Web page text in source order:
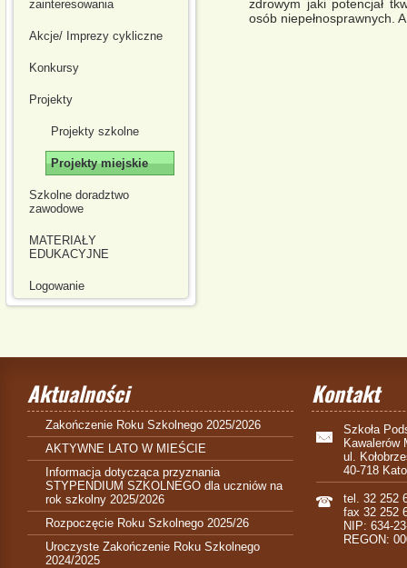
zainteresowania
Akcje/ Imprezy cykliczne
Konkursy
Projekty
Projekty szkolne
Projekty miejskie
Szkolne doradztwo
zawodowe
MATERIAŁY
EDUKACYJNE
Logowanie
zdrowym jaki potencjał
osób niepełnosprawnych.
Aktualności
Zakończenie Roku Szkolnego 2025/2026
AKTYWNE LATO W MIEŚCIE
Informacja dotycząca przyznania
STYPENDIUM SZKOLNEGO dla uczniów na
rok szkolny 2025/2026
Rozpoczęcie Roku Szkolnego 2025/26
Uroczyste Zakończenie Roku Szkolnego
2024/2025
Kontakt
Szkoła
Kawalerów
ul.
40-718
tel. 32 252
fax 32 252
NIP: 634-
REGON: